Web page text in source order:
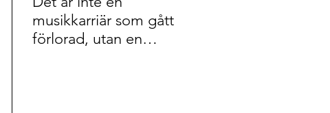
musikkarriär som gått
förlorad, utan en